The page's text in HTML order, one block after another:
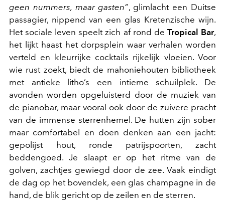
geen nummers, maar gasten”, glimlacht een Duitse
passagier, nippend van een glas Kretenzische wijn.
Het sociale leven speelt zich af rond de Tropical Bar,
het lijkt haast het dorpsplein waar verhalen worden
verteld en kleurrijke cocktails rijkelijk vloeien. Voor
wie rust zoekt, biedt de mahoniehouten bibliotheek
met antieke litho’s een intieme schuilplek. De
avonden worden opgeluisterd door de muziek van
de pianobar, maar vooral ook door de zuivere pracht
van de immense sterrenhemel. De hutten zijn sober
maar comfortabel en doen denken aan een jacht:
gepolijst hout, ronde patrijspoorten, zacht
beddengoed. Je slaapt er op het ritme van de
golven, zachtjes gewiegd door de zee. Vaak eindigt
de dag op het bovendek, een glas champagne in de
hand, de blik gericht op de zeilen en de sterren.